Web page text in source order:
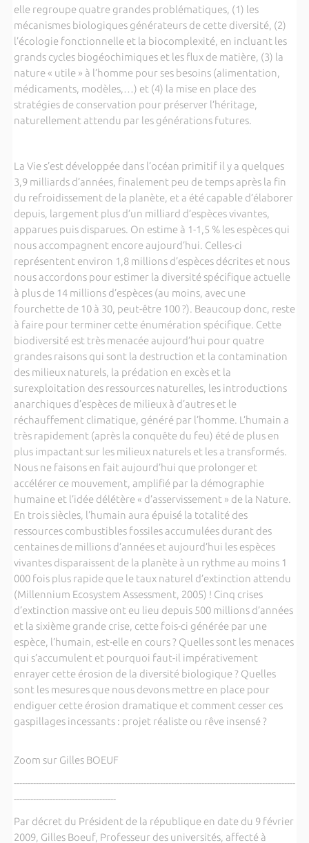
elle regroupe quatre grandes problématiques, (1) les
mécanismes biologiques générateurs de cette diversité, (2)
l’écologie fonctionnelle et la biocomplexité, en incluant les
grands cycles biogéochimiques et les flux de matière, (3) la
nature « utile » à l’homme pour ses besoins (alimentation,
médicaments, modèles,…) et (4) la mise en place des
stratégies de conservation pour préserver l’héritage,
naturellement attendu par les générations futures.
La Vie s’est développée dans l’océan primitif il y a quelques
3,9 milliards d’années, finalement peu de temps après la fin
du refroidissement de la planète, et a été capable d’élaborer
depuis, largement plus d’un milliard d’espèces vivantes,
apparues puis disparues. On estime à 1-1,5 % les espèces qui
nous accompagnent encore aujourd’hui. Celles-ci
représentent environ 1,8 millions d’espèces décrites et nous
nous accordons pour estimer la diversité spécifique actuelle
à plus de 14 millions d’espèces (au moins, avec une
fourchette de 10 à 30, peut-être 100 ?). Beaucoup donc, reste
à faire pour terminer cette énumération spécifique. Cette
biodiversité est très menacée aujourd’hui pour quatre
grandes raisons qui sont la destruction et la contamination
des milieux naturels, la prédation en excès et la
surexploitation des ressources naturelles, les introductions
anarchiques d’espèces de milieux à d’autres et le
réchauffement climatique, généré par l’homme. L’humain a
très rapidement (après la conquête du feu) été de plus en
plus impactant sur les milieux naturels et les a transformés.
Nous ne faisons en fait aujourd’hui que prolonger et
accélérer ce mouvement, amplifié par la démographie
humaine et l’idée délétère « d’asservissement » de la Nature.
En trois siècles, l’humain aura épuisé la totalité des
ressources combustibles fossiles accumulées durant des
centaines de millions d’années et aujourd’hui les espèces
vivantes disparaissent de la planète à un rythme au moins 1
000 fois plus rapide que le taux naturel d’extinction attendu
(Millennium Ecosystem Assessment, 2005) ! Cinq crises
d’extinction massive ont eu lieu depuis 500 millions d’années
et la sixième grande crise, cette fois-ci générée par une
espèce, l’humain, est-elle en cours ? Quelles sont les menaces
qui s’accumulent et pourquoi faut-il impérativement
enrayer cette érosion de la diversité biologique ? Quelles
sont les mesures que nous devons mettre en place pour
endiguer cette érosion dramatique et comment cesser ces
gaspillages incessants : projet réaliste ou rêve insensé ?
Zoom sur Gilles BOEUF
------------------------------------------------------------------------------------------------------
-------------------------------------
Par décret du Président de la république en date du 9 février
2009, Gilles Boeuf, Professeur des universités, affecté à